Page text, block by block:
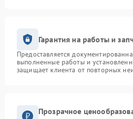
Гарантия на работы и
Предоставляется
выполненные работы и
защищает клиента от повторных
Прозрачное